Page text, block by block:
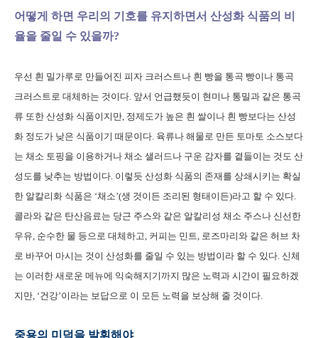
어떻게 하면 우리의 기호를 유지하면서 산성화 식품의 비
율을 줄일 수 있을까?
우선 흰 밀가루로 만들어진 피자 크러스트나 흰 빵을 통곡 빵이나 통곡
크러스트로 대체하는 것이다. 앞서 언급했듯이 현미나 통밀과 같은 통곡
류 또한 산성화 식품이지만, 정제도가 높은 흰 쌀이나 흰 빵보다는 산성
화 정도가 낮은 식품이기 때문이다. 육류나 해물로 만든 토마토 소스보다
는 채소 토핑을 이용하거나 채소 샐러드나 구운 감자를 곁들이는 것도 산
성도를 낮추는 방법이다. 이렇듯 산성화 식품의 존재를 상쇄시키는 확실
한 알칼리화 식품은 ‘채소’(생 것이든 조리된 형태이든)라고 할 수 있다.
콜라와 같은 탄산음료는 당근 주스와 같은 알칼리성 채소 주스나 신선한
우유, 순수한 물 등으로 대체하고, 커피는 민트, 로즈마리와 같은 허브 차
로 바꾸어 마시는 것이 산성화를 줄일 수 있는 방법이라 할 수 있다. 신체
는 이러한 새로운 메뉴에 익숙해지기까지 많은 노력과 시간이 필요하겠
지만, ‘건강’이라는 보답으로 이 모든 노력을 보상해 줄 것이다.
중용의 미덕을 발휘해야